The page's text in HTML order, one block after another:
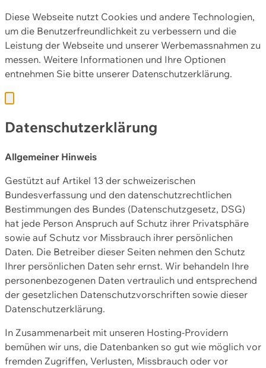
Diese Webseite nutzt Cookies und andere Technologien,
um die Benutzerfreundlichkeit zu verbessern und die
Leistung der Webseite und unserer Werbemassnahmen zu
messen. Weitere Informationen und Ihre Optionen
entnehmen Sie bitte unserer Datenschutzerklärung.
Datenschutzerklärung
Allgemeiner Hinweis
Gestützt auf Artikel 13 der schweizerischen
Bundesverfassung und den datenschutzrechtlichen
Bestimmungen des Bundes (Datenschutzgesetz, DSG)
hat jede Person Anspruch auf Schutz ihrer Privatsphäre
sowie auf Schutz vor Missbrauch ihrer persönlichen
Daten. Die Betreiber dieser Seiten nehmen den Schutz
Ihrer persönlichen Daten sehr ernst. Wir behandeln Ihre
personenbezogenen Daten vertraulich und entsprechend
der gesetzlichen Datenschutzvorschriften sowie dieser
Datenschutzerklärung.
In Zusammenarbeit mit unseren Hosting-Providern
bemühen wir uns, die Datenbanken so gut wie möglich vor
fremden Zugriffen, Verlusten, Missbrauch oder vor